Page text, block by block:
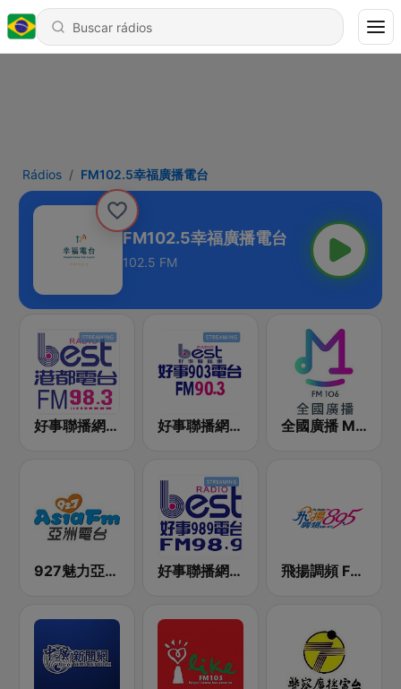
Rádios FM102.5幸福廣播電台
FM102.5幸福廣播電台
102.5 FM
好事聯播網 港都983 Best Radio FM98.3 好事聯播網 Best Radio FM90.3 全國廣播 MRadio
927魅力亞洲 Asia FM 亞洲電台 好事聯播網 Best Radio FM98.9 飛揚調頻 FM 89.5